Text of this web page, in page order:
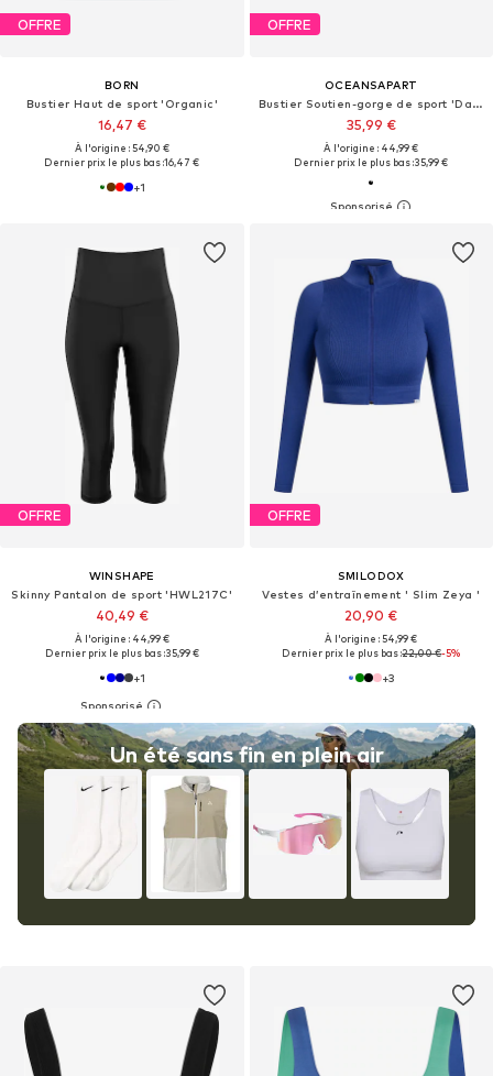
OFFRE
BORN
Bustier Haut de sport 'Organic'
16,47 €
À l'origine : 54,90 €
Dernier prix le plus bas :16,47 €
+1
OFFRE
OCEANSAPART
Bustier Soutien-gorge de sport 'Dahlia'
35,99 €
À l'origine : 44,99 €
Dernier prix le plus bas :35,99 €
OFFRE
WINSHAPE
Skinny Pantalon de sport 'HWL217C'
40,49 €
À l'origine : 44,99 €
Dernier prix le plus bas :35,99 €
+1
OFFRE
SMILODOX
Vestes d’entraînement ' Slim Zeya '
20,90 €
À l'origine : 54,99 €
Dernier prix le plus bas :22,00 €-5%
+3
Un été sans fin en plein air